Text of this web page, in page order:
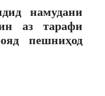
намудани
аз тарафи
пешниҳод